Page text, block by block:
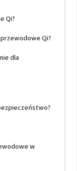
Qi?
Qi?
dla
w